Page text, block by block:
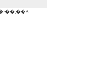
���̃T�C�g��DVD�̂݃f�[�^�����ł��܂��B